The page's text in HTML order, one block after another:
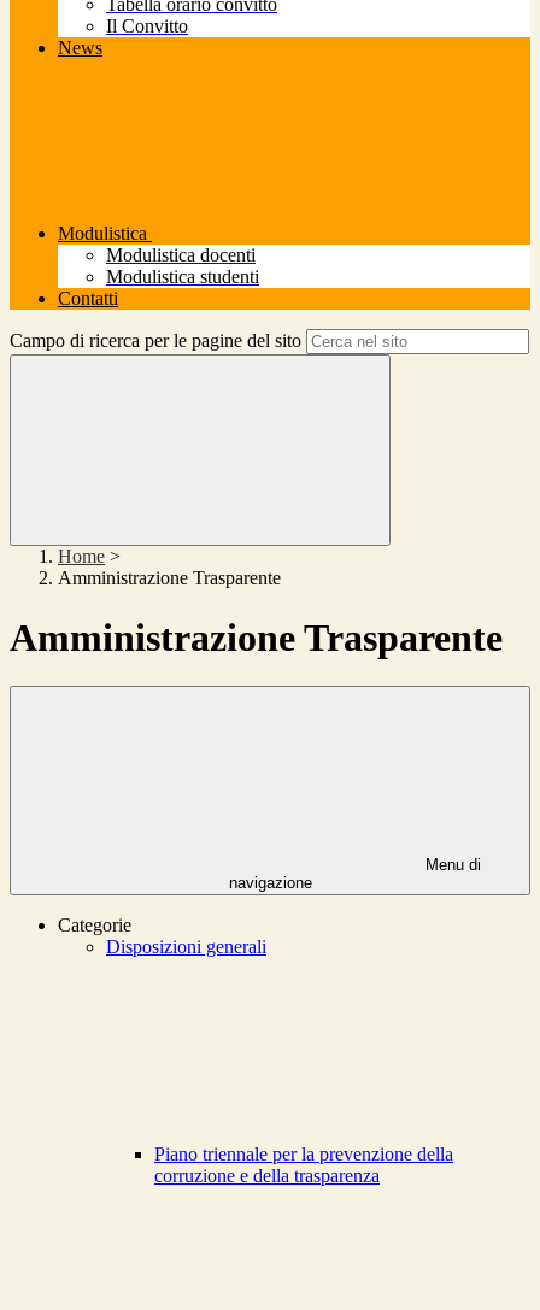
Tabella orario convitto
Il Convitto
News
Modulistica
Modulistica docenti
Modulistica studenti
Contatti
Campo di ricerca per le pagine del sito
Home >
Amministrazione Trasparente
Amministrazione Trasparente
Menu di
navigazione
Categorie
Disposizioni generali
Piano triennale per la prevenzione della
corruzione e della trasparenza